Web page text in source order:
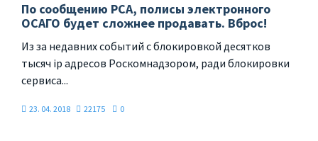
По сообщению РСА, полисы электронного
ОСАГО будет сложнее продавать. Вброс!
Из за недавних событий с блокировкой десятков
тысяч ip адресов Роскомнадзором, ради блокировки
сервиса...
23. 04. 2018 22175 0